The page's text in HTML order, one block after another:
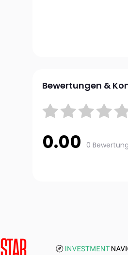
Bewertungen &
0.00 0